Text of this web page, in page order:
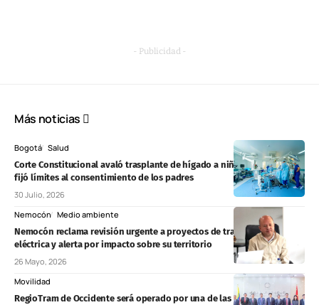
- Publicidad -
Más noticias
Bogotá Salud
Corte Constitucional avaló trasplante de hígado a niño de 11 años y
fijó límites al consentimiento de los padres
30 Julio, 2026
Nemocón Medio ambiente
Nemocón reclama revisión urgente a proyectos de transmisión
eléctrica y alerta por impacto sobre su territorio
26 Mayo, 2026
Movilidad
RegioTram de Occidente será operado por una de las redes férreas